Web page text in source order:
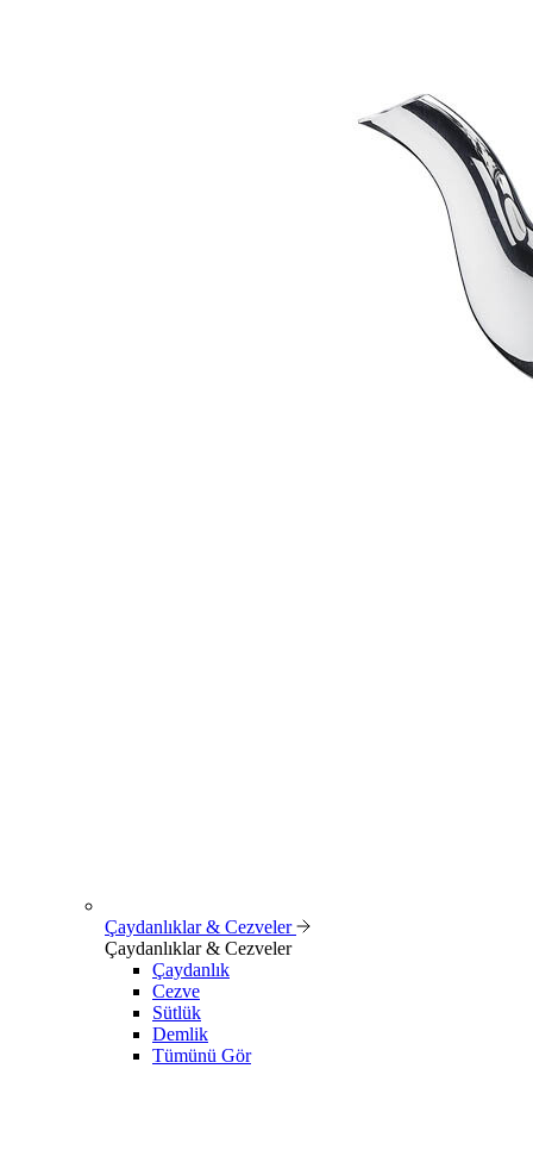
Çaydanlıklar & Cezveler
Çaydanlıklar & Cezveler
Çaydanlık
Cezve
Sütlük
Demlik
Tümünü Gör